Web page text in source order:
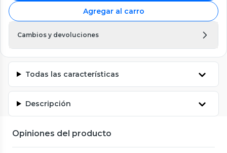
Agregar al carro
Cambios y devoluciones
Todas las características
Descripción
Opiniones del producto